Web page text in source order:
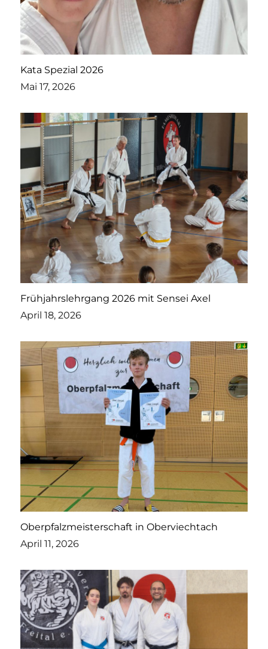
Kata Spezial 2026
Mai 17, 2026
Frühjahrslehrgang 2026 mit Sensei Axel
April 18, 2026
Oberpfalzmeisterschaft in Oberviechtach
April 11, 2026